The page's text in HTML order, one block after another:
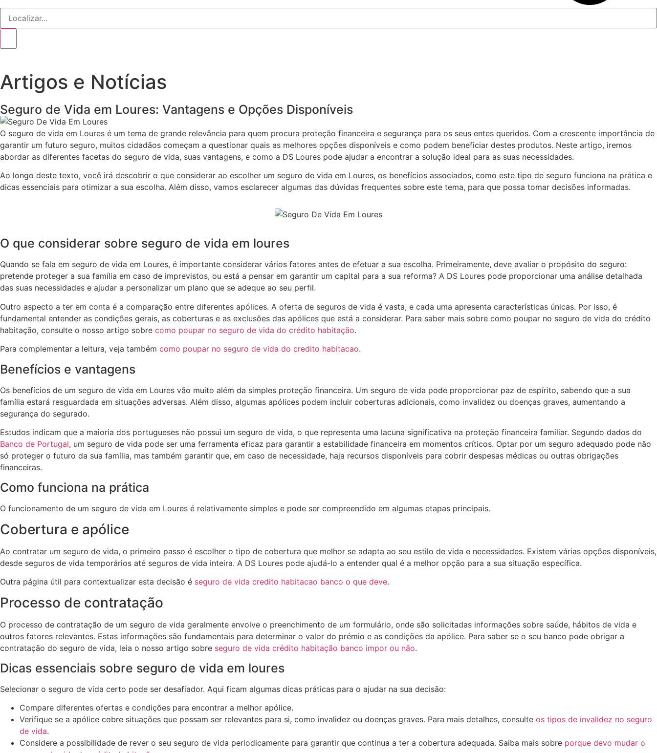
Artigos e Notícias
Seguro de Vida em Loures: Vantagens e Opções Disponíveis
O seguro de vida em Loures é um tema de grande relevância para quem procura proteção financeira e segurança para os seus entes queridos. Com a crescente importância de
garantir um futuro seguro, muitos cidadãos começam a questionar quais as melhores opções disponíveis e como podem beneficiar destes produtos. Neste artigo, iremos
abordar as diferentes facetas do seguro de vida, suas vantagens, e como a DS Loures pode ajudar a encontrar a solução ideal para as suas necessidades.
Ao longo deste texto, você irá descobrir o que considerar ao escolher um seguro de vida em Loures, os benefícios associados, como este tipo de seguro funciona na prática e
dicas essenciais para otimizar a sua escolha. Além disso, vamos esclarecer algumas das dúvidas frequentes sobre este tema, para que possa tomar decisões informadas.
O que considerar sobre seguro de vida em loures
Quando se fala em seguro de vida em Loures, é importante considerar vários fatores antes de efetuar a sua escolha. Primeiramente, deve avaliar o propósito do seguro:
pretende proteger a sua família em caso de imprevistos, ou está a pensar em garantir um capital para a sua reforma? A DS Loures pode proporcionar uma análise detalhada
das suas necessidades e ajudar a personalizar um plano que se adeque ao seu perfil.
Outro aspecto a ter em conta é a comparação entre diferentes apólices. A oferta de seguros de vida é vasta, e cada uma apresenta características únicas. Por isso, é
fundamental entender as condições gerais, as coberturas e as exclusões das apólices que está a considerar. Para saber mais sobre como poupar no seguro de vida do crédito
habitação, consulte o nosso artigo sobre como poupar no seguro de vida do crédito habitação.
Para complementar a leitura, veja também como poupar no seguro de vida do credito habitacao.
Benefícios e vantagens
Os benefícios de um seguro de vida em Loures vão muito além da simples proteção financeira. Um seguro de vida pode proporcionar paz de espírito, sabendo que a sua
família estará resguardada em situações adversas. Além disso, algumas apólices podem incluir coberturas adicionais, como invalidez ou doenças graves, aumentando a
segurança do segurado.
Estudos indicam que a maioria dos portugueses não possui um seguro de vida, o que representa uma lacuna significativa na proteção financeira familiar. Segundo dados do
Banco de Portugal, um seguro de vida pode ser uma ferramenta eficaz para garantir a estabilidade financeira em momentos críticos. Optar por um seguro adequado pode não
só proteger o futuro da sua família, mas também garantir que, em caso de necessidade, haja recursos disponíveis para cobrir despesas médicas ou outras obrigações
financeiras.
Como funciona na prática
O funcionamento de um seguro de vida em Loures é relativamente simples e pode ser compreendido em algumas etapas principais.
Cobertura e apólice
Ao contratar um seguro de vida, o primeiro passo é escolher o tipo de cobertura que melhor se adapta ao seu estilo de vida e necessidades. Existem várias opções disponíveis,
desde seguros de vida temporários até seguros de vida inteira. A DS Loures pode ajudá-lo a entender qual é a melhor opção para a sua situação específica.
Outra página útil para contextualizar esta decisão é seguro de vida credito habitacao banco o que deve.
Processo de contratação
O processo de contratação de um seguro de vida geralmente envolve o preenchimento de um formulário, onde são solicitadas informações sobre saúde, hábitos de vida e
outros fatores relevantes. Estas informações são fundamentais para determinar o valor do prémio e as condições da apólice. Para saber se o seu banco pode obrigar a
contratação do seguro de vida, leia o nosso artigo sobre seguro de vida crédito habitação banco impor ou não.
Dicas essenciais sobre seguro de vida em loures
Selecionar o seguro de vida certo pode ser desafiador. Aqui ficam algumas dicas práticas para o ajudar na sua decisão:
Compare diferentes ofertas e condições para encontrar a melhor apólice.
Verifique se a apólice cobre situações que possam ser relevantes para si, como invalidez ou doenças graves. Para mais detalhes, consulte os tipos de invalidez no seguro
de vida.
Considere a possibilidade de rever o seu seguro de vida periodicamente para garantir que continua a ter a cobertura adequada. Saiba mais sobre porque devo mudar o